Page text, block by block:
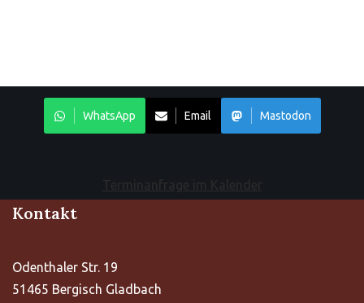
WhatsApp Email Mastodon
Terminanfrage im Kalender
Kontakt
Odenthaler Str. 19
51465 Bergisch Gladbach